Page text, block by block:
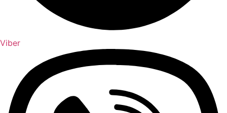
Viber